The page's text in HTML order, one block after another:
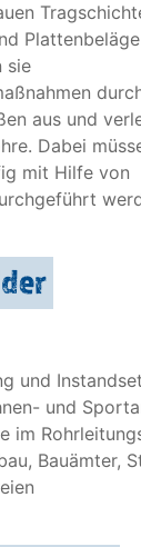
sie
aus und
Dabei
mit Hilfe von
und
und
im
Bauämter,